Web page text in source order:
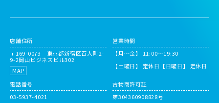
店舗住所
〒169-0073 東京都新宿区百人町2-
9-2岡山ビジネスビル302
MAP
営業時間
【月～金】 11:00〜19:30
【土曜日】 定休日 【日曜日】 定休日
電話番号
03-5937-4021
古物商許可証
第304360908828号